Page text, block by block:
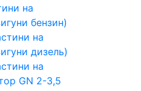
на
бензин)
на
дизель)
на
GN 2-3,5